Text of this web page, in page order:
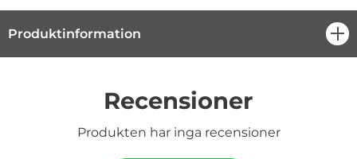
Produktinformation
Recensioner
Produkten har inga recensioner